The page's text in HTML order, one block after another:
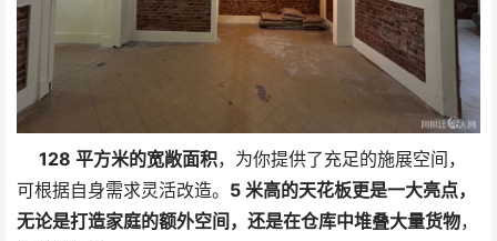
128 平方米的宽敞面积，为你提供了充足的施展空间，
可根据自身需求灵活改造。 5 米高的天花板更是一大亮点，
无论是打造家庭的额外空间，还是在仓库中堆叠大量货物，